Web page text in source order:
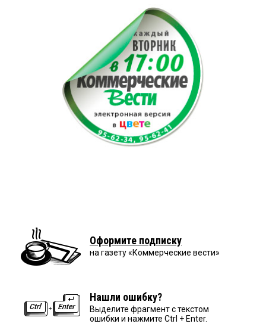
Оформите подписку
на газету «Коммерческие вести»
Нашли ошибку?
Выделите фрагмент с текстом
ошибки и нажмите Ctrl + Enter.